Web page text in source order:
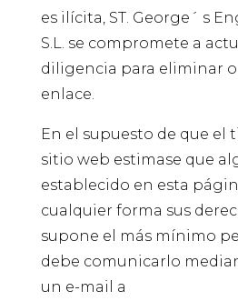
es ilícita, ST. George´ s
S.L. se compromete a
diligencia para eliminar
enlace.
En el supuesto de que el
sitio web estimase que
establecido en esta
cualquier forma sus
supone el más mínimo
debe comunicarlo
un e-mail a